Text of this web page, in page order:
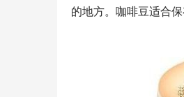
的地方。咖啡豆适合